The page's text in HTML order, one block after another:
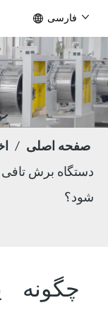
فارسی
صفحه اصلی /
دستگاه برش تافی
شود؟